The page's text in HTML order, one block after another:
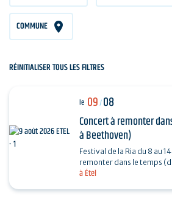
COMMUNE
RÉINITIALISER TOUS LES FILTRES
à Étel
le 09/08
Concert à remonter
à Beethoven)
Festival de la Ria du 8 au
remonter dans le temps
Réservation :